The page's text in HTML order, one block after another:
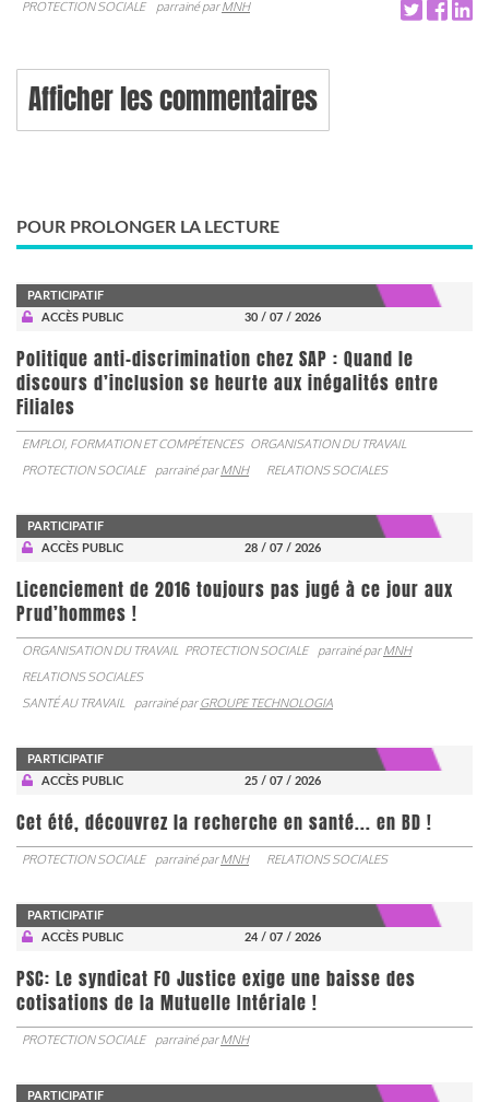
PROTECTION SOCIALE parrainé parMNH
Afficher les commentaires
POUR PROLONGER LA LECTURE
PARTICIPATIF
ACCÈS PUBLIC
30 / 07 / 2026
Politique anti-discrimination chez SAP : Quand le
discours d’inclusion se heurte aux inégalités entre
Filiales
EMPLOI, FORMATION ET COMPÉTENCES ORGANISATION DU TRAVAIL
PROTECTION SOCIALE
parrainé parMNH RELATIONS SOCIALES
PARTICIPATIF
ACCÈS PUBLIC
28 / 07 / 2026
Licenciement de 2016 toujours pas jugé à ce jour aux
Prud’hommes !
ORGANISATION DU TRAVAIL PROTECTION SOCIALE parrainé parMNH
RELATIONS SOCIALES
SANTÉ AU TRAVAIL
parrainé parGROUPE TECHNOLOGIA
PARTICIPATIF
ACCÈS PUBLIC
25 / 07 / 2026
Cet été, découvrez la recherche en santé... en BD !
PROTECTION SOCIALE parrainé parMNH RELATIONS SOCIALES
PARTICIPATIF
ACCÈS PUBLIC
24 / 07 / 2026
PSC: Le syndicat FO Justice exige une baisse des
cotisations de la Mutuelle Intériale !
PROTECTION SOCIALE parrainé parMNH
PARTICIPATIF